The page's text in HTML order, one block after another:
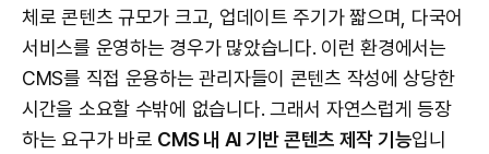
체로 콘텐츠 규모가 크고, 업데이트 주기가 짧으며, 다국어
서비스를 운영하는 경우가 많았습니다. 이런 환경에서는
CMS를 직접 운용하는 관리자들이 콘텐츠 작성에 상당한
시간을 소요할 수밖에 없습니다. 그래서 자연스럽게 등장
하는 요구가 바로 CMS 내 AI 기반 콘텐츠 제작 기능입니